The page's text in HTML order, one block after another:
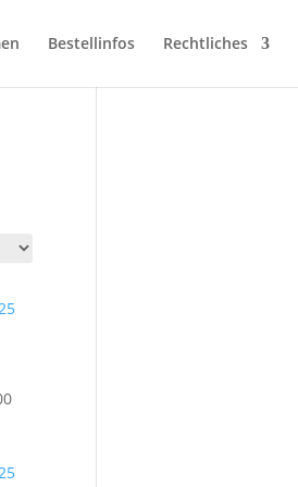
Bestellinfos Rechtliches
Preisspanne:
CHF 450.00